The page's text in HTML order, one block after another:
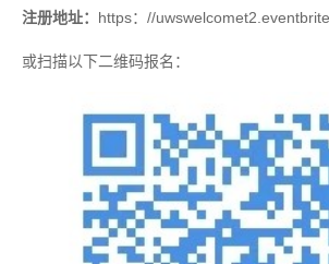
注册地址： https： //
或扫描以下二维码报名：